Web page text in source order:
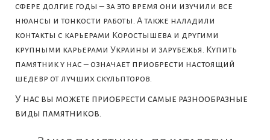
сфере долгие годы – за это время они изучили все
нюансы и тонкости работы. А также наладили
контакты с карьерами Коростышева и другими
крупными карьерами Украины и зарубежья. Купить
памятник у нас – означает приобрести настоящий
шедевр от лучших скульпторов.
У нас вы можете приобрести самые разнообразные
виды памятников.